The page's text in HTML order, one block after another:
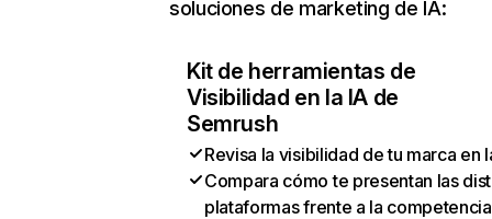
soluciones de marketing de IA:
Kit de herramientas de
Visibilidad en la IA de
Semrush
Revisa la visibilidad de tu marca en
Compara cómo te presentan las
plataformas frente a la competencia